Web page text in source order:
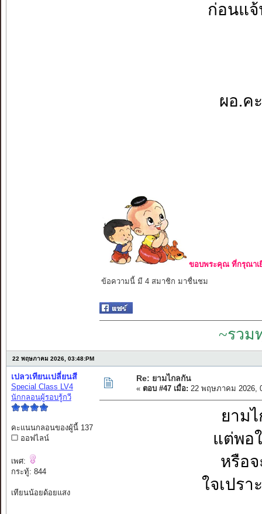
ก่อนแจ้
ผอ.ค
ขอบพระคุณ ที่กรุณาเ
ข้อความนี้ มี 4 สมาชิก มาชื่นชม
~รวม
22 พฤษภาคม 2026, 03:48:PM
เปลวเทียนเปลี่ยนสี
Special Class LV4
นักกลอนผู้รอบรู้กวี
คะแนนกลอนของผู้นี้ 137
ออฟไลน์
เพศ:
กระทู้: 844
เทียนน้อยด้อยแสง
Re: ยามไกลกัน
« ตอบ #47 เมื่อ: 22 พฤษภาคม 2026,
ยาม
แต่พอ
หรือ
ใจเปรา